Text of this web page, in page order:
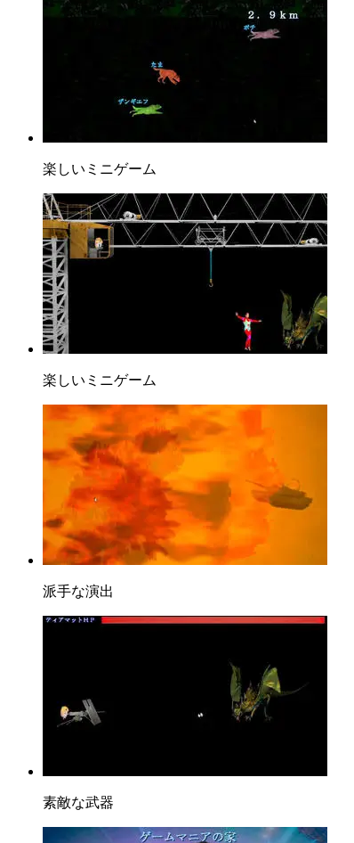
楽しいミニゲーム
楽しいミニゲーム
派手な演出
素敵な武器